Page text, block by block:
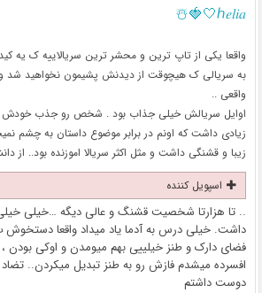
ℎ𝑒𝑙𝑖𝑎🤍🍓☃️
واقعا یکی از تاپ ترین و محشر ترین سریالاییه ک یه
به سریالی ک هیچوقت از دیدنش پشیمون نخواهید شد
واقعی ..
اوایل سریالش خیلی جذاب بود . شخص رو جذب خودش
زیادی داشت که اونم در برابر موضوع داستان به چشم
زیبا و قشنگی داشت و مثل اکثر سریالا اموزنده بود.. از
اسپویل کننده
.. تا هزارتا شخصیت قشنگ و عالی دیگه …خیلی خیلی
داشت. خیلی درس به آدما یاد میداد واقعا دستخوش
فضای دارک و طنز خیلییی بهم میومدن و اوکی بودن
افسرده میشدم فازش رو به طنز تبدیل میکردن..
دوست داشتم